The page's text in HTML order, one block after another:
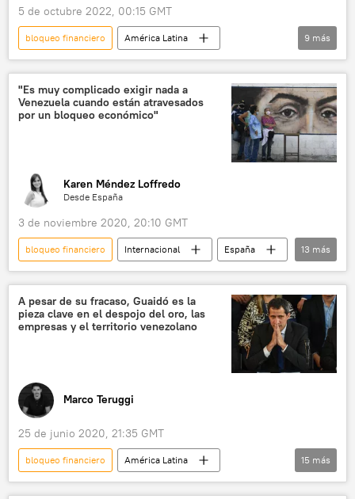
bloqueo económico
bloqueo
5 de octubre 2022, 00:15 GMT
bloqueo financiero
América Latina
Venezuela
Alex Saab
política
EEUU
Caracas
Citgo
Petróleos de Venezuela (PDVSA)
9 más
"Es muy complicado exigir nada a
Venezuela cuando están atravesados
por un bloqueo económico"
Karen Méndez Loffredo
Desde España
3 de noviembre 2020, 20:10 GMT
bloqueo financiero Internacional
España
América Latina
💬 Entrevistas
💬 Opinión y Análisis
Venezuela
bloqueo económico
EEUU
medios de comunicación
Partido Socialista Obrero Español (PSOE)
noticias
13 más
A pesar de su fracaso, Guaidó es la
pieza clave en el despojo del oro, las
empresas y el territorio venezolano
Marco Teruggi
25 de junio 2020, 21:35 GMT
bloqueo financiero
América Latina
Internacional
política
Venezuela
15 más